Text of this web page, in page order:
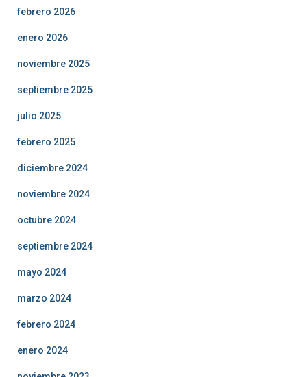
febrero 2026
enero 2026
noviembre 2025
septiembre 2025
julio 2025
febrero 2025
diciembre 2024
noviembre 2024
octubre 2024
septiembre 2024
mayo 2024
marzo 2024
febrero 2024
enero 2024